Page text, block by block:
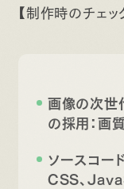
【制作時のチェッ
画像の次世
の採用：画
ソースコー
CSS、